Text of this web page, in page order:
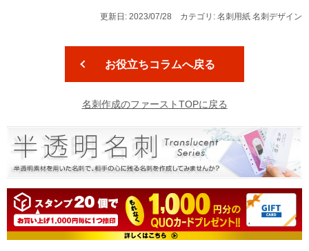
更新日: 2023/07/28 カテゴリ: 名刺用紙 名刺デザイン
お役立ちコラムへ戻る
名刺作成のファーストTOPに戻る